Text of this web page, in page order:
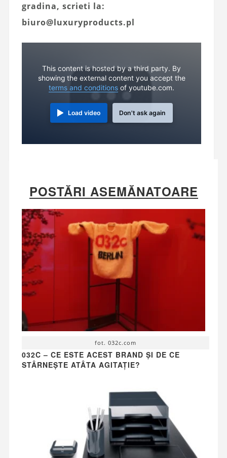
gradina, scrieti la:
biuro@luxuryproducts.pl
This content is hosted by a third party. By
showing the external content you accept the
terms and conditions of youtube.com.
Load video Don't ask again
POSTĂRI ASEMĂNATOARE
fot. 032c.com
032C – CE ESTE ACEST BRAND ȘI DE CE
STÂRNEȘTE ATÂTA AGITAȚIE?